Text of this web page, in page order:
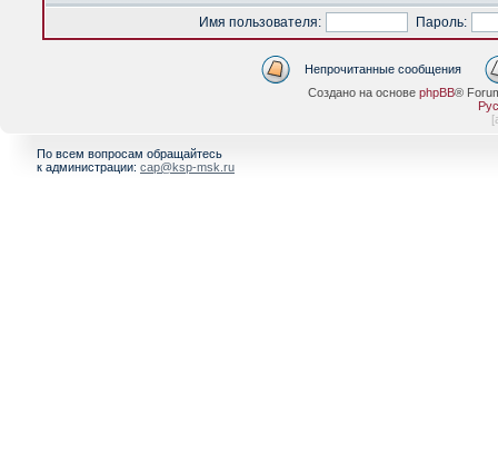
Имя пользователя:
Пароль:
Непрочитанные сообщения
Создано на основе phpBB®
[
По всем вопросам обращайтесь
к администрации: cap@ksp-msk.ru